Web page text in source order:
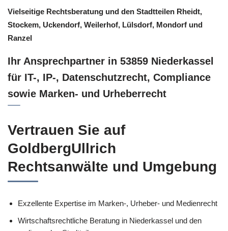
Vielseitige Rechtsberatung und den Stadtteilen Rheidt,
Stockem, Uckendorf, Weilerhof, Lülsdorf, Mondorf und
Ranzel
Ihr Ansprechpartner in 53859 Niederkassel
für IT-, IP-, Datenschutzrecht, Compliance
sowie Marken- und Urheberrecht
Vertrauen Sie auf
GoldbergUllrich
Rechtsanwälte und Umgebung
Exzellente Expertise im Marken-, Urheber- und Medienrecht
Wirtschaftsrechtliche Beratung in Niederkassel und den